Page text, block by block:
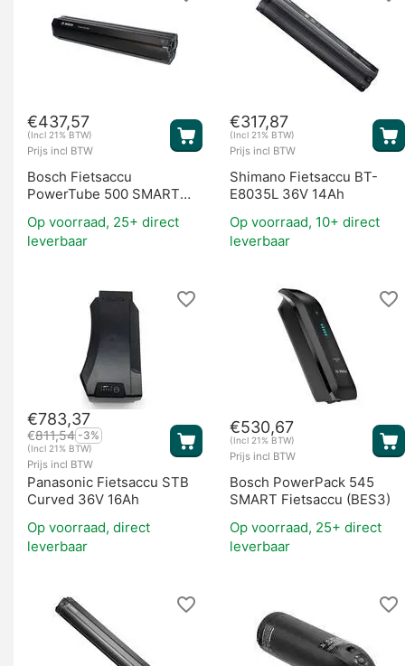
€437,57
(Incl 21% BTW)
Prijs incl BTW
Bosch Fietsaccu
PowerTube 500 SMART
Op voorraad, 25+ direct
leverbaar
€317,87
(Incl 21% BTW)
Prijs incl BTW
Shimano Fietsaccu BT-
E8035L 36V 14Ah
Op voorraad, 10+ direct
leverbaar
€783,37
€811,54 -3%
(Incl 21% BTW)
Prijs incl BTW
Panasonic Fietsaccu STB
Curved 36V 16Ah
Op voorraad, direct
leverbaar
€530,67
(Incl 21% BTW)
Prijs incl BTW
Bosch PowerPack 545
SMART Fietsaccu (BES3)
Op voorraad, 25+ direct
leverbaar